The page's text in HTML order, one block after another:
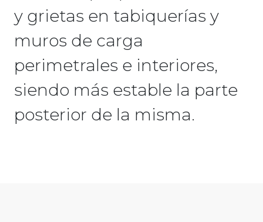
y grietas en tabiquerías y
muros de carga
perimetrales e interiores,
siendo más estable la parte
posterior de la misma.